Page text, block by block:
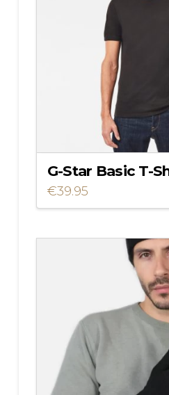
G-Star Basic T-
€39.95
heeft
gekozen
worden
de